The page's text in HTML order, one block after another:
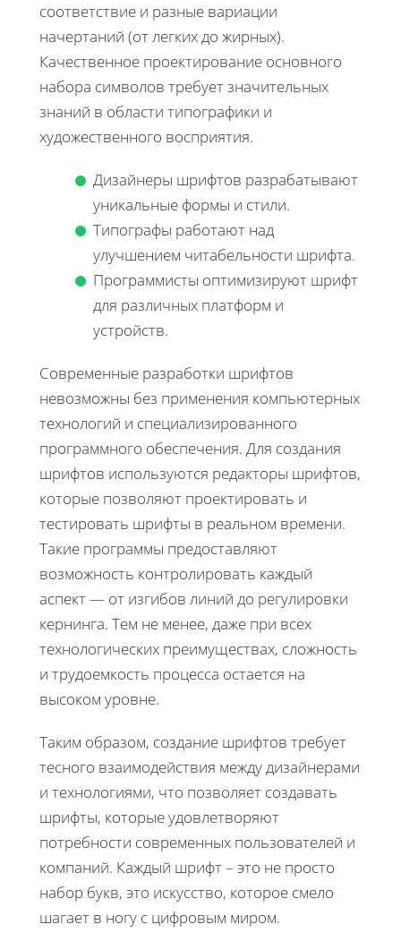
соответствие и разные вариации
начертаний (от легких до жирных).
Качественное проектирование основного
набора символов требует значительных
знаний в области типографики и
художественного восприятия.
Дизайнеры шрифтов разрабатывают
уникальные формы и стили.
Типографы работают над
улучшением читабельности шрифта.
Программисты оптимизируют шрифт
для различных платформ и
устройств.
Современные разработки шрифтов
невозможны без применения компьютерных
технологий и специализированного
программного обеспечения. Для создания
шрифтов используются редакторы шрифтов,
которые позволяют проектировать и
тестировать шрифты в реальном времени.
Такие программы предоставляют
возможность контролировать каждый
аспект — от изгибов линий до регулировки
кернинга. Тем не менее, даже при всех
технологических преимуществах, сложность
и трудоемкость процесса остается на
высоком уровне.
Таким образом, создание шрифтов требует
тесного взаимодействия между дизайнерами
и технологиями, что позволяет создавать
шрифты, которые удовлетворяют
потребности современных пользователей и
компаний. Каждый шрифт – это не просто
набор букв, это искусство, которое смело
шагает в ногу с цифровым миром.